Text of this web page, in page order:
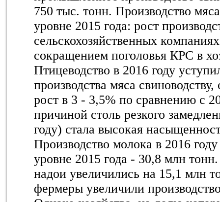
750 тыс. тонн. Производство
уровне 2015 года: рост
сельскохозяйственных
сокращением поголовья КРС в
Птицеводство в 2016 году
производства мяса
рост в 3 - 3,5% по сравнению с
причиной столь резкого
году) стала высокая
Производство молока в 2016
уровне 2015 года - 30,8 млн
надои увеличились на 15,1 млн
фермеры увеличили